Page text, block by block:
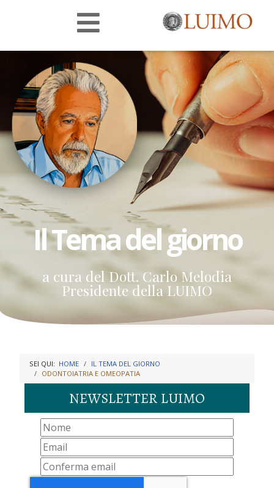
Il Tema del giorno
a cura del Dott. Carlo Melodia
Presidente della LUIMO
SEI QUI: HOME
IL TEMA DEL GIORNO
ODONTOIATRIA E OMEOPATIA
NEWSLETTER LUIMO